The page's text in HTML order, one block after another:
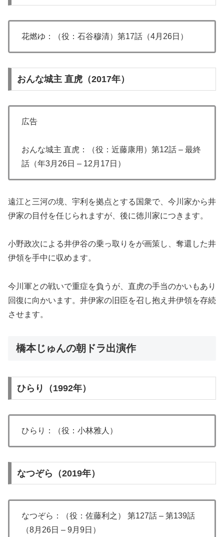
花燃ゆ：（役：石谷穆清）第17話（4月26日）
おんな城主 直虎（2017年）
広告
おんな城主 直虎：（役：近藤康用）第12話 – 最終
話（年3月26日 – 12月17日）
遠江と三河の境、宇利を拠点とする国衆で、今川家から井
伊家の目付を任じられますが、後に徳川家につきます。
小野政次による井伊谷の乗っ取りをが画策し、奪還した井
伊領を手中に収めます。
今川軍との戦いで重症を負うが、直虎の手当のかいもあり
回復に向かいます。井伊家の旧臣を召し抱え井伊領を存続
させます。
橋本じゅんの朝ドラ出演作
ひらり（1992年）
ひらり：（役：小林雅人）
なつぞら（2019年）
なつぞら：（役：佐藤利之） 第127話 – 第139話
（8月26日 – 9月9日）